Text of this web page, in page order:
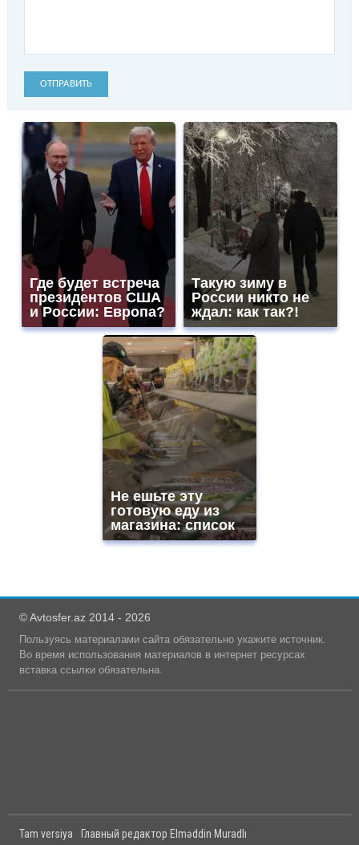
ОТПРАВИТЬ
Где будет встреча
президентов США
и России: Европа?
Такую зиму в
России никто не
ждал: как так?!
Не ешьте эту
готовую еду из
магазина: список
© Avtosfer.az 2014 - 2026
Пользуясь материалами сайта обязательно укажите источник.
Во время использования материалов в интернет ресурсах
вставка ссылки обязательна.
Tam versiya Главный редактор Elməddin Muradlı